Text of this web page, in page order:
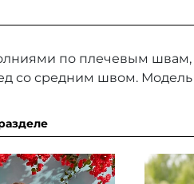
по плечевым
со средним швом.